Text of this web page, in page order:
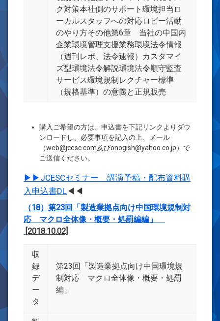
ク対策本社側のサポート環境担当ロ
ーカルスタッフへの対応ロビー活動
のやり方その他第6章 当社の中国内
企業環境管理支援業務環境法令情報
（週刊レポ、法令速報）カスタマイ
ズ型環境法令解説環境法令順守監査
サービス環境規制レクチャー標準
（規格基準）の意義と正規販売
購入ご希望の方は、申込書を下記リンクよりダウ
ンロードし、必要事項を記入の上、メール
（web@jcesc.com及びonogish@yahoo.co.jp）で
ご送信ください。
▶▶JCESCセミナー 講演予稿・配布資料購
入申込書DL◀◀
（18）第23回「製造業拠点向け中国環境規制対
応 マクロ全体像・概要・処罰編編」
[2018.10.02]
収
録
デ
ー
タ
第23回「製造業拠点向け中国環境規
制対応 マクロ全体像・概要・処罰
編」